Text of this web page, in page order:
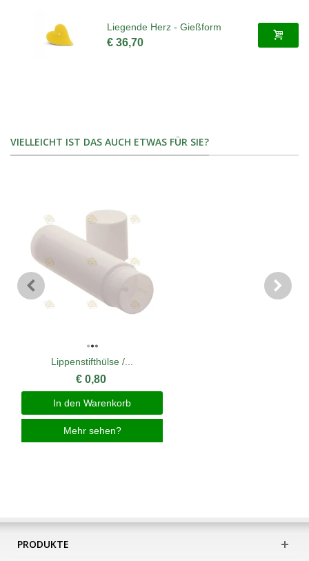
Liegende Herz - Gießform
€ 36,70
VIELLEICHT IST DAS AUCH ETWAS FÜR SIE?
Lippenstifthülse /...
€ 0,80
In den Warenkorb
Mehr sehen?
PRODUKTE